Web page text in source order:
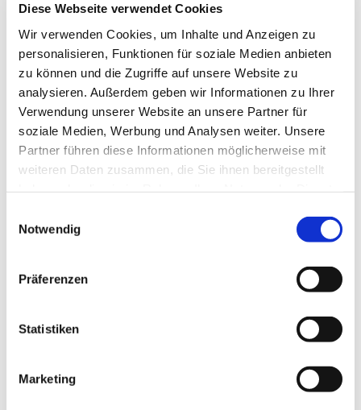
Diese Webseite verwendet Cookies
Wir verwenden Cookies, um Inhalte und Anzeigen zu
personalisieren, Funktionen für soziale Medien anbieten
zu können und die Zugriffe auf unsere Website zu
analysieren. Außerdem geben wir Informationen zu Ihrer
Verwendung unserer Website an unsere Partner für
soziale Medien, Werbung und Analysen weiter. Unsere
Partner führen diese Informationen möglicherweise mit
weiteren Daten zusammen, die Sie ihnen bereitgestellt
Notwendig
Präferenzen
Statistiken
Marketing